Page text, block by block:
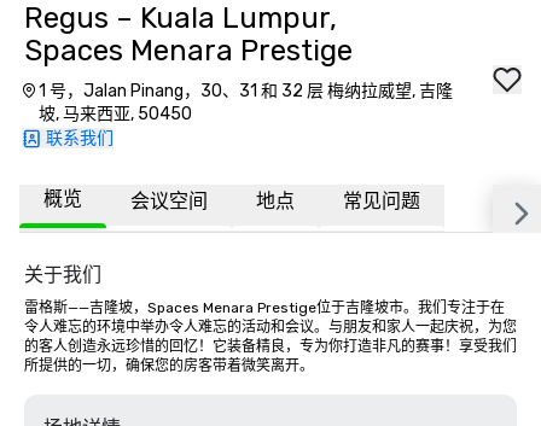
Regus – Kuala Lumpur,
Spaces Menara Prestige
1 号，Jalan Pinang，30、31 和 32 层 梅纳拉威望, 吉隆
坡, 马来西亚, 50450
联系我们
概览 会议空间 地点 常见问题
关于我们
雷格斯——吉隆坡，Spaces Menara Prestige位于吉隆坡市。我们专注于在
令人难忘的环境中举办令人难忘的活动和会议。与朋友和家人一起庆祝，为您
的客人创造永远珍惜的回忆！它装备精良，专为你打造非凡的赛事！享受我们
所提供的一切，确保您的房客带着微笑离开。